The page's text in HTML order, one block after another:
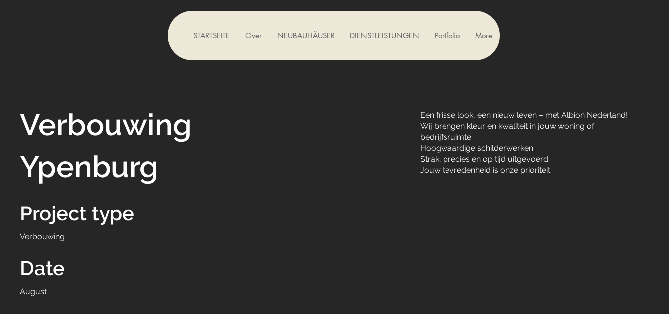
STARTSEITE Over NEUBAUHÄUSER DIENSTLEISTUNGEN Portfolio More
Verbouwing
Ypenburg
Project type
Verbouwing
Date
August
Een frisse look, een nieuw leven – met Albion Nederland!
Wij brengen kleur en kwaliteit in jouw woning of
bedrijfsruimte.
Hoogwaardige schilderwerken
Strak, precies en op tijd uitgevoerd
Jouw tevredenheid is onze prioriteit